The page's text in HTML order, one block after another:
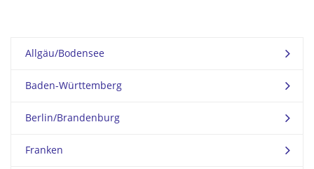
Allgäu/Bodensee
Baden-Württemberg
Berlin/Brandenburg
Franken